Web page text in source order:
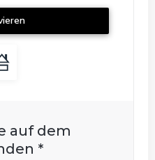
auf dem
*